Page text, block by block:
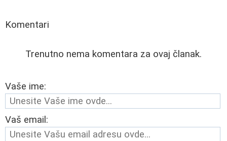
Komentari
Trenutno nema komentara za ovaj članak.
Vaše ime:
Vaš email: